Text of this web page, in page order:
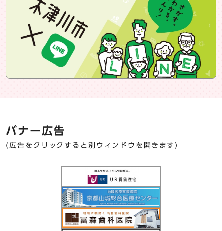
バナー広告
(広告をクリックすると別ウィンドウを開きます)